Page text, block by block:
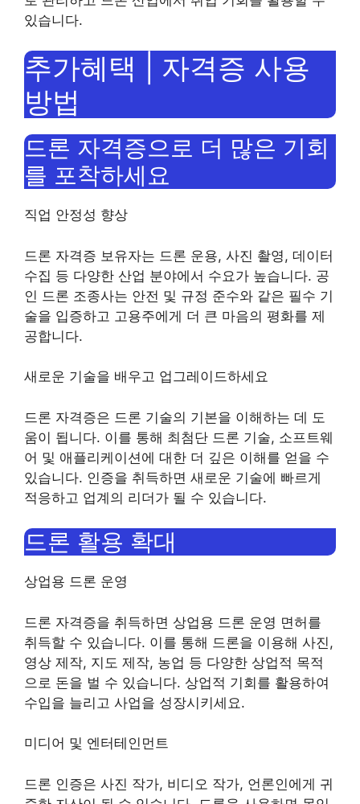
있습니다.
추가혜택 | 자격증 사용
방법
드론 자격증으로 더 많은 기회
를 포착하세요
직업 안정성 향상
드론 자격증 보유자는 드론 운용, 사진 촬영, 데이터
수집 등 다양한 산업 분야에서 수요가 높습니다. 공
인 드론 조종사는 안전 및 규정 준수와 같은 필수 기
술을 입증하고 고용주에게 더 ​​큰 마음의 평화를 제
공합니다.
새로운 기술을 배우고 업그레이드하세요
드론 자격증은 드론 기술의 기본을 이해하는 데 도
움이 됩니다. 이를 통해 최첨단 드론 기술, 소프트웨
어 및 애플리케이션에 대한 더 깊은 이해를 얻을 수
있습니다. 인증을 취득하면 새로운 기술에 빠르게
적응하고 업계의 리더가 될 수 있습니다.
드론 활용 확대
상업용 드론 운영
드론 자격증을 취득하면 상업용 드론 운영 면허를
취득할 수 있습니다. 이를 통해 드론을 이용해 사진,
영상 제작, 지도 제작, 농업 등 다양한 상업적 목적
으로 돈을 벌 수 있습니다. 상업적 기회를 활용하여
수입을 늘리고 사업을 성장시키세요.
미디어 및 엔터테인먼트
드론 인증은 사진 작가, 비디오 작가, 언론인에게 귀